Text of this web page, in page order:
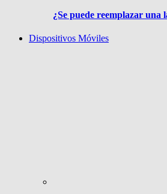
¿Se puede reemplazar una
Dispositivos Móviles